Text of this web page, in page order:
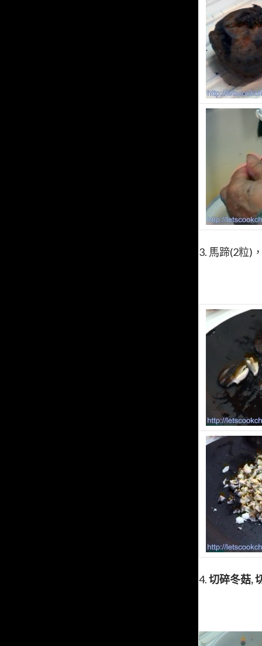
3. 馬蹄(2粒)
4.切碎冬菇,